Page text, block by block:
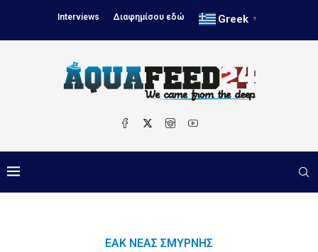
Interviews Διαφημίσου εδώ Greek ▼
ΕΑΚ ΝΈΑΣ ΣΜΎΡΝΗΣ